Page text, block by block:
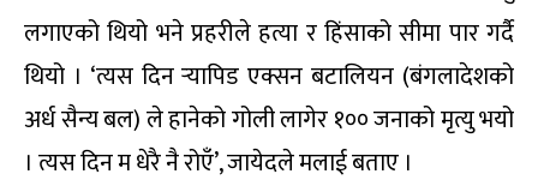
लगाएको थियो भने प्रहरीले हत्या र हिंसाको सीमा पार गर्दै
थियो । ‘त्यस दिन र्‍यापिड एक्सन बटालियन (बंगलादेशको
अर्ध सैन्य बल) ले हानेको गोली लागेर १०० जनाको मृत्यु भयो
। त्यस दिन म धेरै नै रोएँ’, जायेदले मलाई बताए ।